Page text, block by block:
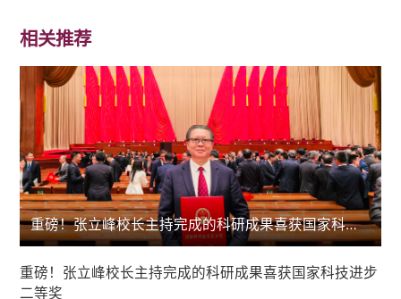
相关推荐
重磅！张立峰校长主持完成的科研成果喜获国家科技进步二等奖
重磅！张立峰校长主持完成的科研成果喜获国家科技进步
二等奖